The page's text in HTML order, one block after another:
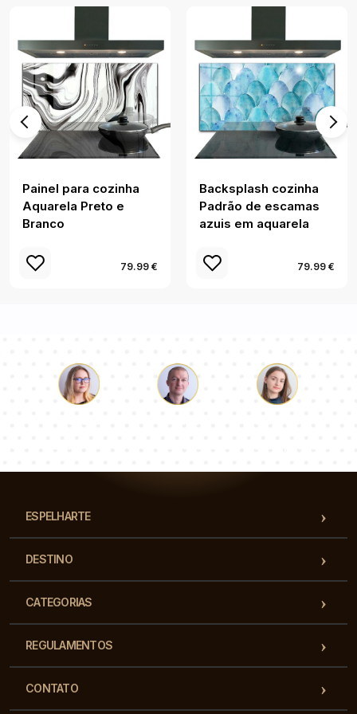
Painel para cozinha
Aquarela Preto e
Branco
79.99 €
Backsplash cozinha
Padrão de escamas
azuis em aquarela
79.99 €
ESPELHARTE
DESTINO
CATEGORIAS
REGULAMENTOS
CONTATO